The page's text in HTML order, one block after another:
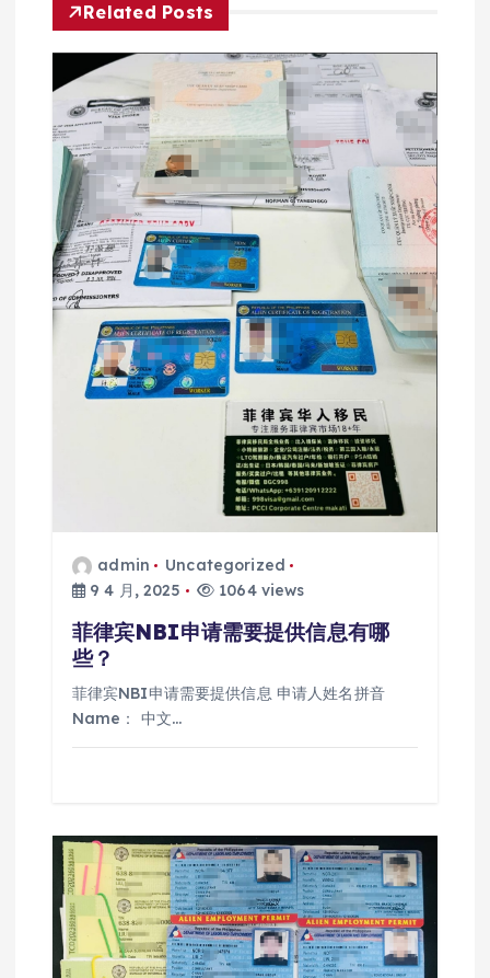
Related Posts
admin
Uncategorized
9 4 月, 2025
1064 views
菲律宾NBI申请需要提供信息有哪
些？
菲律宾NBI申请需要提供信息 申请人姓名拼音
Name： 中文…